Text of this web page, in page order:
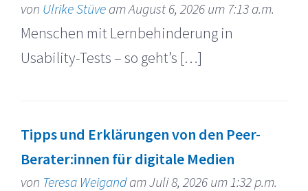
von Ulrike Stüveam August 6, 2026 um 7:13 a.m.
Menschen mit Lernbehinderung in
Usability-Tests – so geht’s […]
Tipps und Erklärungen von den Peer-
Berater:innen für digitale Medien
von Teresa Weigandam Juli 8, 2026 um 1:32 p.m.